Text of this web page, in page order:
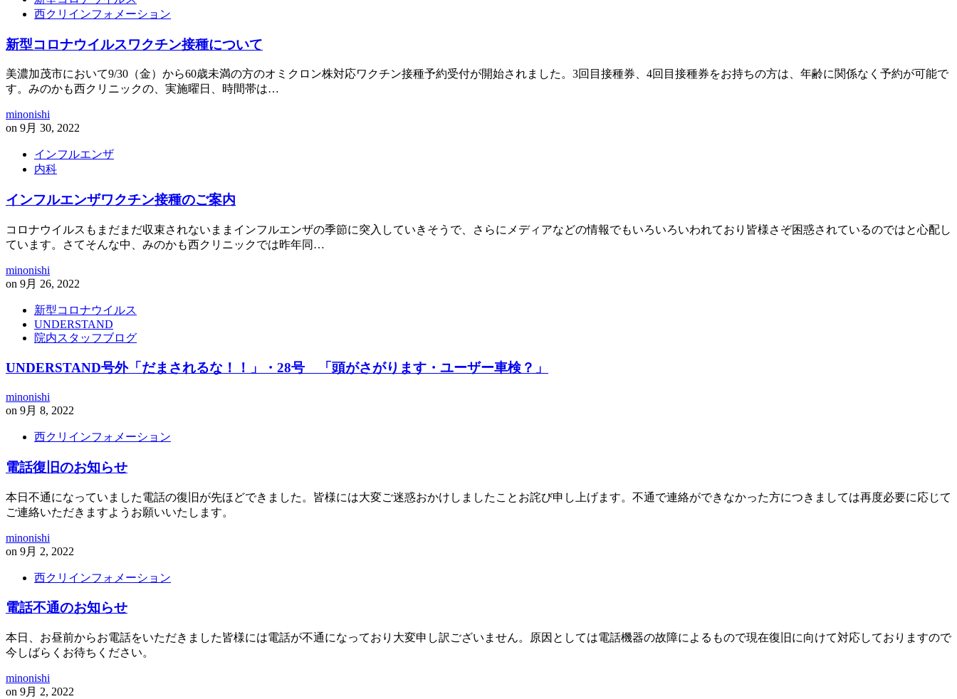
西クリインフォメーション
新型コロナウイルスワクチン接種について
美濃加茂市において9/30（金）から60歳未満の方のオミクロン株対応ワクチン接種予約受付が開始されました。3回目接種券、4回目接種券をお持ちの方は、年齢に関係なく予約が可能で
す。みのかも西クリニックの、実施曜日、時間帯は…
minonishi
on 9月 30, 2022
インフルエンザ
内科
インフルエンザワクチン接種のご案内
コロナウイルスもまだまだ収束されないままインフルエンザの季節に突入していきそうで、さらにメディアなどの情報でもいろいろいわれており皆様さぞ困惑されているのではと心配し
ています。さてそんな中、みのかも西クリニックでは昨年同…
minonishi
on 9月 26, 2022
新型コロナウイルス
UNDERSTAND
院内スタッフブログ
UNDERSTAND号外「だまされるな！！」・28号 「頭がさがります・ユーザー車検？」
minonishi
on 9月 8, 2022
西クリインフォメーション
電話復旧のお知らせ
本日不通になっていました電話の復旧が先ほどできました。皆様には大変ご迷惑おかけしましたことお詫び申し上げます。不通で連絡ができなかった方につきましては再度必要に応じて
ご連絡いただきますようお願いいたします。
minonishi
on 9月 2, 2022
西クリインフォメーション
電話不通のお知らせ
本日、お昼前からお電話をいただきました皆様には電話が不通になっており大変申し訳ございません。原因としては電話機器の故障によるもので現在復旧に向けて対応しておりますので
今しばらくお待ちください。
minonishi
on 9月 2, 2022